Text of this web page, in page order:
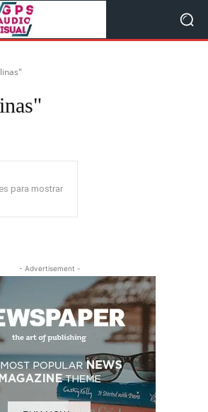
para mostrar
- Advertisement -